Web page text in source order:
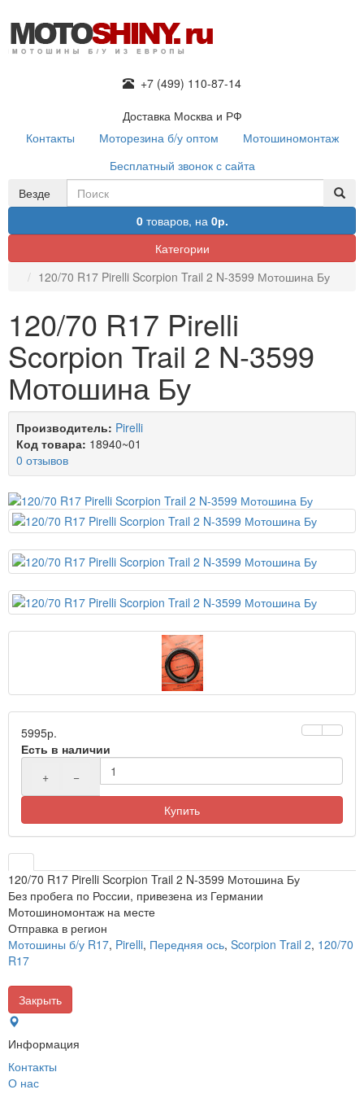
+7 (499) 110-87-14
Доставка Москва и РФ
Контакты
Моторезина б/у оптом
Мотошиномонтаж
Бесплатный звонок с сайта
Везде
0товаров, на 0р.
Категории
120/70 R17 Pirelli Scorpion Trail 2 N-3599 Мотошина Бу
120/70 R17 Pirelli
Scorpion Trail 2 N-3599
Мотошина Бу
Производитель: Pirelli
Код товара: 18940~01
0 отзывов
5995р.
Есть в наличии
+
−
Купить
120/70 R17 Pirelli Scorpion Trail 2 N-3599 Мотошина Бу
Без пробега по России, привезена из Германии
Мотошиномонтаж на месте
Отправка в регион
Мотошины б/у R17, Pirelli, Передняя ось, Scorpion Trail 2, 120/70
R17
Закрыть
Информация
Контакты
О нас